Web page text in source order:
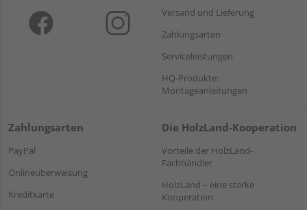
Versand und Lieferung
Zahlungsarten
Serviceleistungen
HQ-Produkte:
Montageanleitungen
Zahlungsarten
PayPal
Onlineüberweisung
Kreditkarte
Die HolzLand-Kooperation
Vorteile der HolzLand-
Fachhändler
HolzLand – eine starke
Kooperation